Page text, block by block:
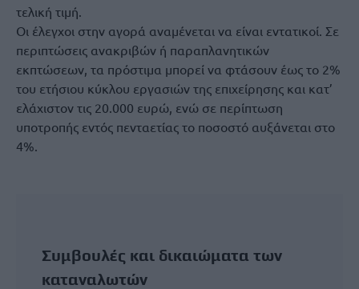
τελική τιμή.
Οι έλεγχοι στην αγορά αναμένεται να είναι εντατικοί. Σε
περιπτώσεις ανακριβών ή παραπλανητικών
εκπτώσεων, τα πρόστιμα μπορεί να φτάσουν έως το 2%
του ετήσιου κύκλου εργασιών της επιχείρησης και κατ’
ελάχιστον τις 20.000 ευρώ, ενώ σε περίπτωση
υποτροπής εντός πενταετίας το ποσοστό αυξάνεται στο
4%.
Συμβουλές και δικαιώματα των
καταναλωτών